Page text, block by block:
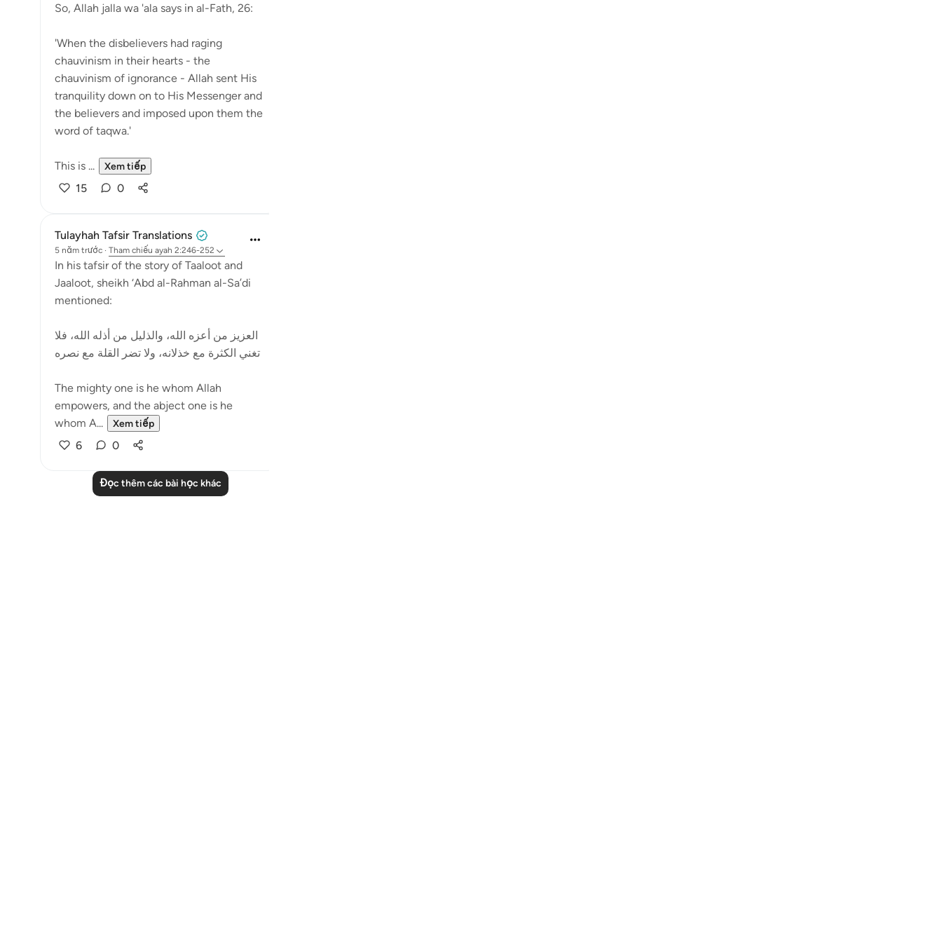
So, Allah jalla wa 'ala says in al-Fath, 26:
'When the disbelievers had raging
chauvinism in their hearts - the
chauvinism of ignorance - Allah sent His
tranquility down on to His Messenger and
the believers and imposed upon them the
word of taqwa.'
This is ... Xem tiếp
15 0
Tulayhah Tafsir Translations
5 năm trước · Tham chiếu ayah 2:246-252
In his tafsir of the story of Taaloot and
Jaaloot, sheikh ‘Abd al-Rahman al-Sa’di
mentioned:
العزيز من أعزه الله، والذليل من أذله الله، فلا
تغني الكثرة مع خذلانه، ولا تضر القلة مع نصره
The mighty one is he whom Allah
empowers, and the abject one is he
whom A...
Xem tiếp
6 0
Đọc thêm các bài học khác